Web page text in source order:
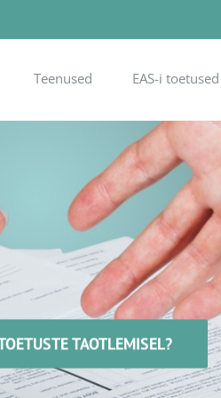
Teenused EAS-i toetused
TAOTLEMISEL?